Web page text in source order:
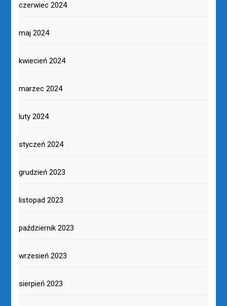
czerwiec 2024
maj 2024
kwiecień 2024
marzec 2024
luty 2024
styczeń 2024
grudzień 2023
listopad 2023
październik 2023
wrzesień 2023
sierpień 2023